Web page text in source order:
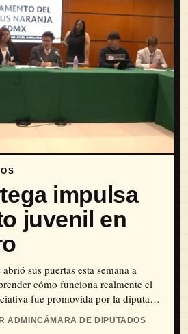
impulsa
juvenil en
sus puertas esta semana a
cómo funciona realmente el
fue promovida por la diputada
parlamentaria de
través del llamado Parlamento
ADMINCÁMARA DE DIPUTADOS